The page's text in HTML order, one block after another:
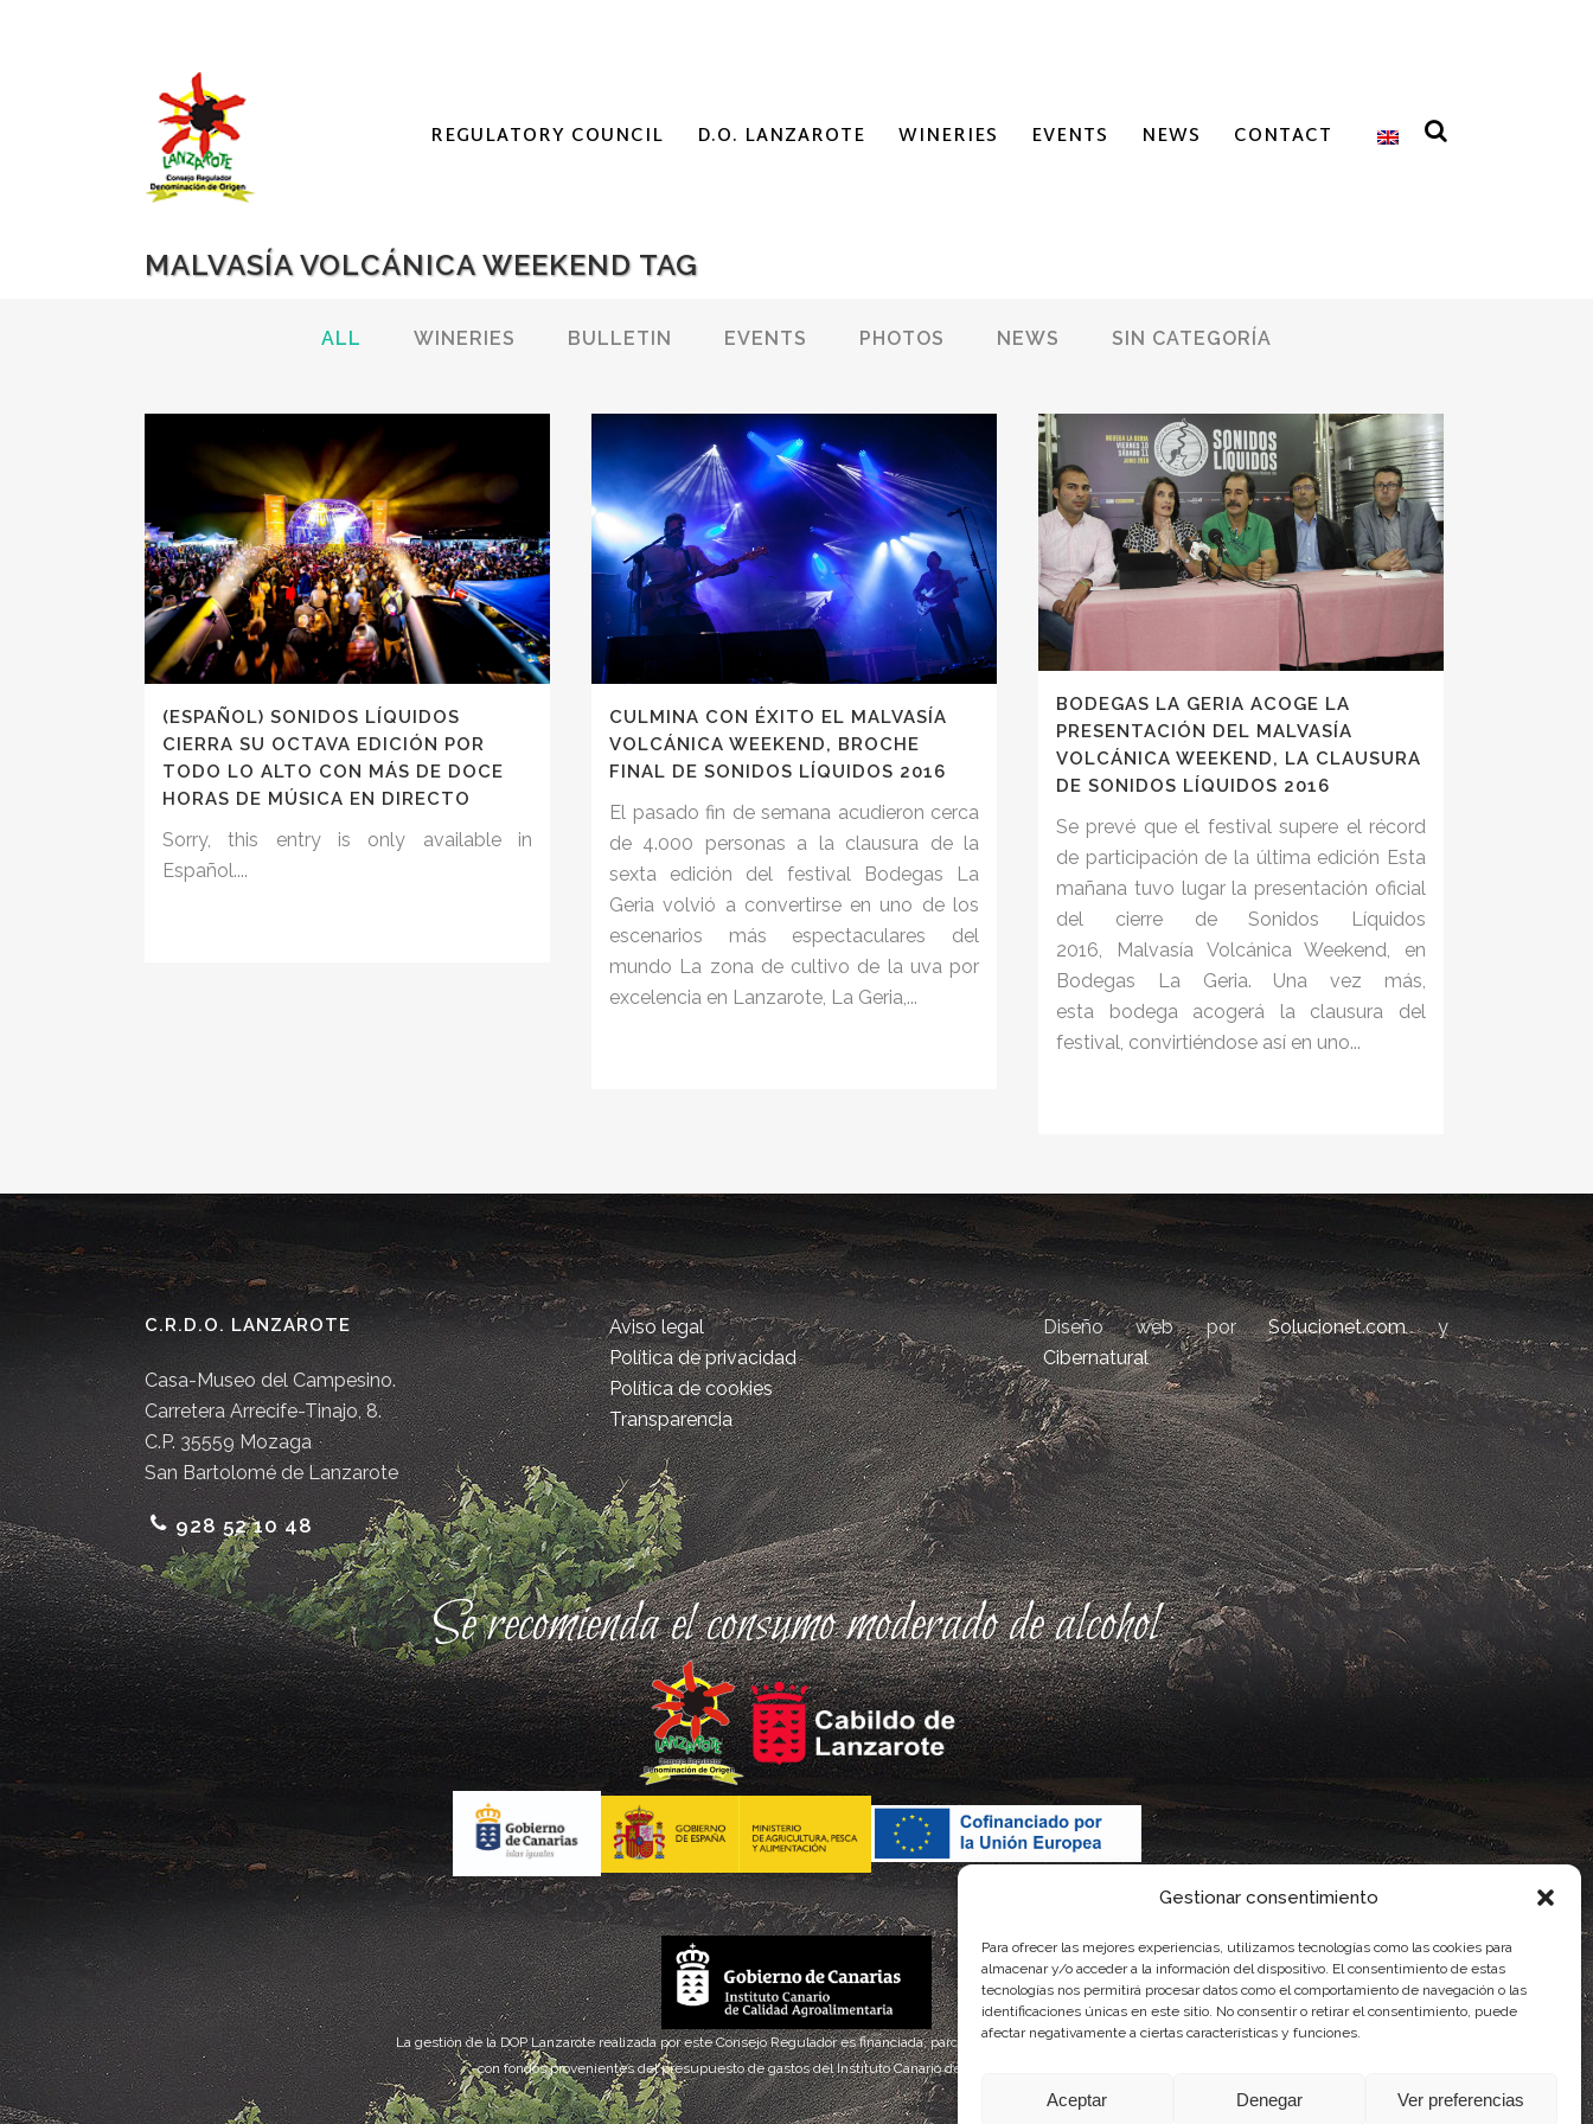
Gestionar consentimiento
Para ofrecer las mejores experiencias, utilizamos tecnologías como las cookies para
almacenar y/o acceder a la información del dispositivo. El consentimiento de estas
tecnologías nos permitirá procesar datos como el comportamiento de navegación o las
identificaciones únicas en este sitio. No consentir o retirar el consentimiento, puede
afectar negativamente a ciertas características y funciones.
Aceptar Denegar Ver preferencias
REGULATORY COUNCIL D.O. LANZAROTE WINERIES EVENTS NEWS CONTACT
MALVASÍA VOLCÁNICA WEEKEND TAG
ALL WINERIES BULLETIN EVENTS PHOTOS NEWS SIN CATEGORÍA
(ESPAÑOL) SONIDOS LÍQUIDOS
CIERRA SU OCTAVA EDICIÓN POR
TODO LO ALTO CON MÁS DE DOCE
HORAS DE MÚSICA EN DIRECTO
Sorry, this entry is only available in
Español....
CULMINA CON ÉXITO EL MALVASÍA
VOLCÁNICA WEEKEND, BROCHE
FINAL DE SONIDOS LÍQUIDOS 2016
El pasado fin de semana acudieron cerca
de 4.000 personas a la clausura de la
sexta edición del festival Bodegas La
Geria volvió a convertirse en uno de los
escenarios más espectaculares del
mundo La zona de cultivo de la uva por
excelencia en Lanzarote, La Geria,...
BODEGAS LA GERIA ACOGE LA
PRESENTACIÓN DEL MALVASÍA
VOLCÁNICA WEEKEND, LA CLAUSURA
DE SONIDOS LÍQUIDOS 2016
Se prevé que el festival supere el récord
de participación de la última edición Esta
mañana tuvo lugar la presentación oficial
del cierre de Sonidos Líquidos
2016, Malvasía Volcánica Weekend, en
Bodegas La Geria. Una vez más,
esta bodega acogerá la clausura del
festival, convirtiéndose así en uno...
C.R.D.O. LANZAROTE
Casa-Museo del Campesino.
Carretera Arrecife-Tinajo, 8.
C.P. 35559 Mozaga
San Bartolomé de Lanzarote
928 52 10 48
Aviso legal
Política de privacidad
Política de cookies
Transparencia
Diseño web porSolucionet.comy
Cibernatural
Se recomienda el consumo moderado de alcohol
La gestión de la DOP Lanzarote realizada por este Consejo Regulador es financiada, parcialmente, por el Gobierno de Canarias
con fondos provenientes del presupuesto de gastos del Instituto Canario de Calidad Agroalimentaria